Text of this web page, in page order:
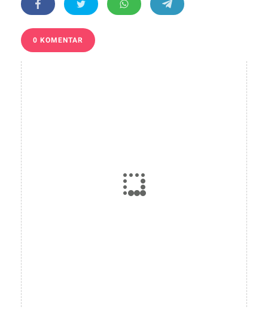
0 KOMENTAR